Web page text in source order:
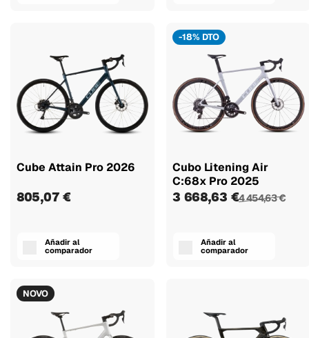
Cube Attain Pro 2026
805,07 €
Añadir al
comparador
-18% DTO
Cubo Litening Air
C:68x Pro 2025
3 668,63 €4 454,63 €
Añadir al
comparador
NOVO